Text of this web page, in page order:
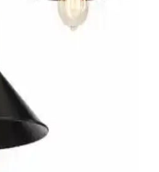
Hüma Tasarım
tasarım ve kullanım
Hüma Tasarım ve Morvizyon
yorumları ve avantajlarıyla ilgili
Avize: Siyah Kumlama
Şıklık
siyah kumlama yüzeyli metal
ile rustik arasındaki zarafeti
dahil değildir; 60 W’a kadar